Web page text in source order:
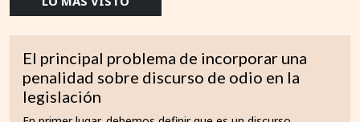
El principal problema de incorporar una
penalidad sobre discurso de odio en la
legislación